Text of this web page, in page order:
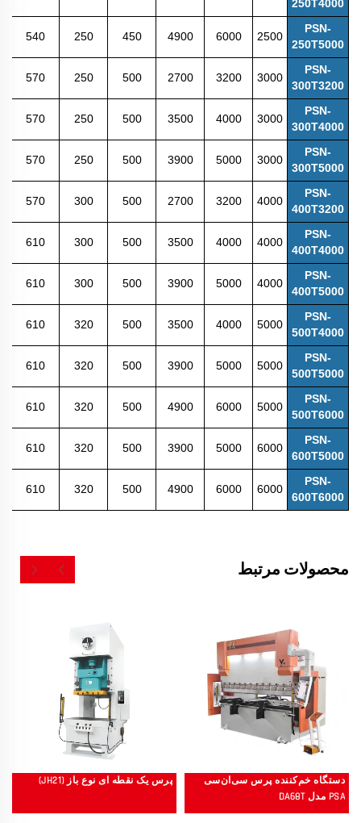
250T4000
PSN-
250T5000
2500
6000
4900
450
250
540
PSN-
300T3200
3000
3200
2700
500
250
570
PSN-
300T4000
3000
4000
3500
500
250
570
PSN-
300T5000
3000
5000
3900
500
250
570
PSN-
400T3200
4000
3200
2700
500
300
570
PSN-
400T4000
4000
4000
3500
500
300
610
PSN-
400T5000
4000
5000
3900
500
300
610
PSN-
500T4000
5000
4000
3500
500
320
610
PSN-
500T5000
5000
5000
3900
500
320
610
PSN-
500T6000
5000
6000
4900
500
320
610
PSN-
600T5000
6000
5000
3900
500
320
610
PSN-
600T6000
6000
6000
4900
500
320
610
محصولات مرتبط
دستگاه خم‌کننده پرس سی‌ان‌سی
PSA مدل DA68T
پرس یک نقطه ای نوع باز (JH21)